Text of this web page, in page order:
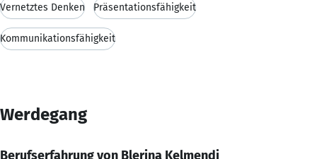
Vernetztes Denken Präsentationsfähigkeit
Kommunikationsfähigkeit
Werdegang
Berufserfahrung von Blerina Kelmendi